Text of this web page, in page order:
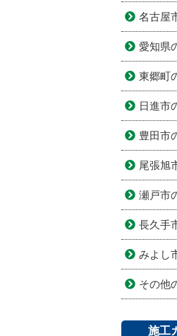
名古屋
愛知県
東郷町
日進市
豊田市
尾張旭
瀬戸市
長久手
みよし
その他
施工